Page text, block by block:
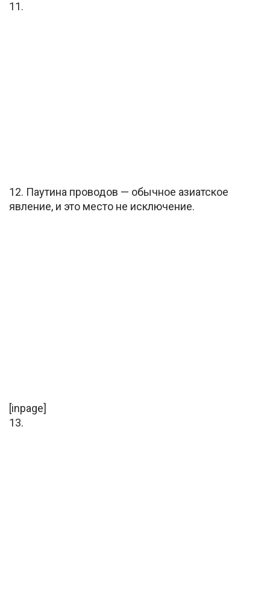
11.
12. Паутина проводов — обычное азиатское
явление, и это место не исключение.
[inpage]
13.